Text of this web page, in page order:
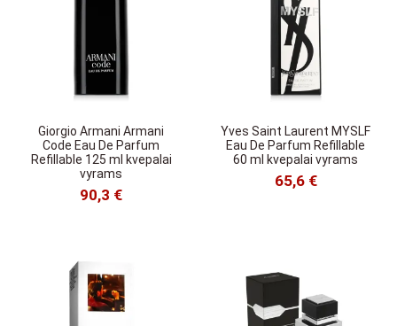
Giorgio Armani Armani
Code Eau De Parfum
Refillable 125 ml kvepalai
vyrams
90,3 €
Yves Saint Laurent MYSLF
Eau De Parfum Refillable
60 ml kvepalai vyrams
65,6 €